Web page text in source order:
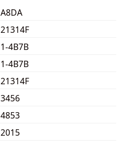
A8DA
21314F
1-4B7B
1-4B7B
21314F
3456
4853
2015